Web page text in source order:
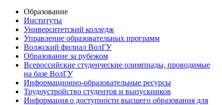
Образование
Институты
Университетский колледж
Управление образовательных программ
Волжский филиал ВолГУ
Образование за рубежом
Всероссийские студенческие олимпиады, проводимые
на базе ВолГУ
Информационно-образовательные ресурсы
Трудоустройство студентов и выпускников
Информация о доступности высшего образования для